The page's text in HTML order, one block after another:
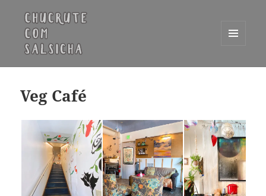
WIDGETS
Veg Café